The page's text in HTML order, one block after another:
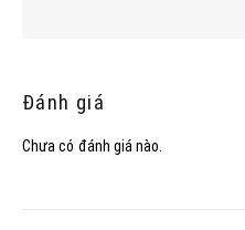
Đánh giá
Chưa có đánh giá nào.